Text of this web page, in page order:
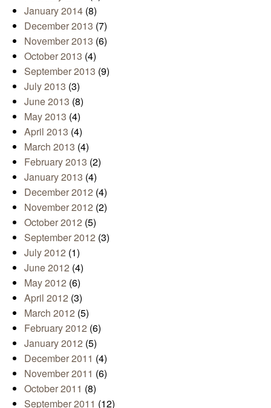
January 2014 (8)
December 2013 (7)
November 2013 (6)
October 2013 (4)
September 2013 (9)
July 2013 (3)
June 2013 (8)
May 2013 (4)
April 2013 (4)
March 2013 (4)
February 2013 (2)
January 2013 (4)
December 2012 (4)
November 2012 (2)
October 2012 (5)
September 2012 (3)
July 2012 (1)
June 2012 (4)
May 2012 (6)
April 2012 (3)
March 2012 (5)
February 2012 (6)
January 2012 (5)
December 2011 (4)
November 2011 (6)
October 2011 (8)
September 2011 (12)